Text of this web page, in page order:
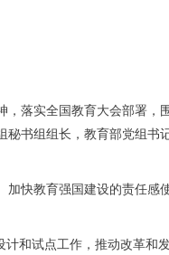
，落实全国教育大会部署，
秘书组组长，教育部党组书
快教育强国建设的责任感
和试点工作，推动改革和发